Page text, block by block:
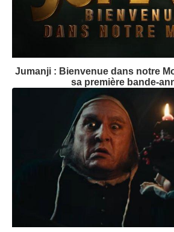
Jumanji : Bienvenue dans notre
sa première bande-